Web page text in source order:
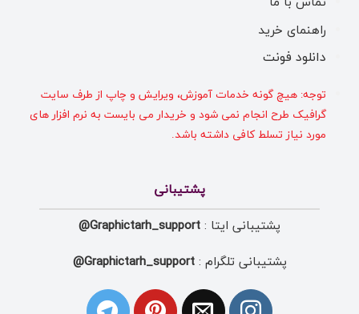
راهنمای خرید
دانلود فونت
توجه: هیچ گونه خدمات آموزش، ویرایش و چاپ از طرف سایت
گرافیک طرح انجام نمی شود و خریدار می بایست به نرم افزار های
مورد نیاز تسلط کافی داشته باشد.
پشتیبانی
پشتیبانی ایتا : Graphictarh_support@
پشتیبانی تلگرام :Graphictarh_support@